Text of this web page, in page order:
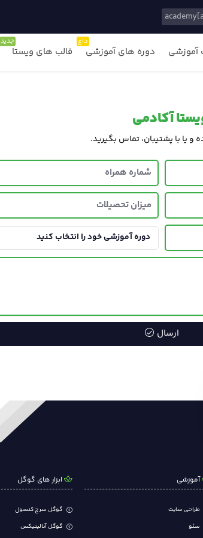
آموزشی دوره های آموزشی
داغ
قالب های ویستا
جدید
آکادمی
و یا با پشتیبان، تماس بگیرید.
دوره آموزشی خود را انتخاب کنید
ارسال
آموزشی
طراحی سایت
سئو
ابزار های گوگل
گوگل سرچ کنسول
گوگل آنالیتیکس